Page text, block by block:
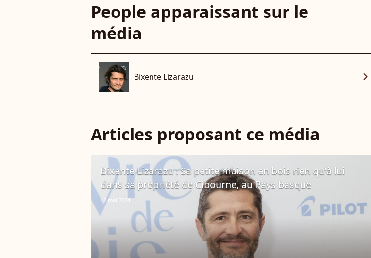
People apparaissant sur le
média
Bixente Lizarazu chevron_right
Articles proposant ce média
Bixente Lizarazu : Sa petite maison en bois rien qu'à lui
dans sa propriété de Cibourne, au Pays basque
12 mai 2024